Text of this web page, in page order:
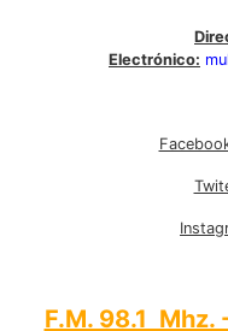
Electrónico:
F.M. 98.1 Mhz.